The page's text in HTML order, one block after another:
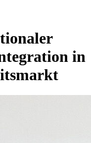
in